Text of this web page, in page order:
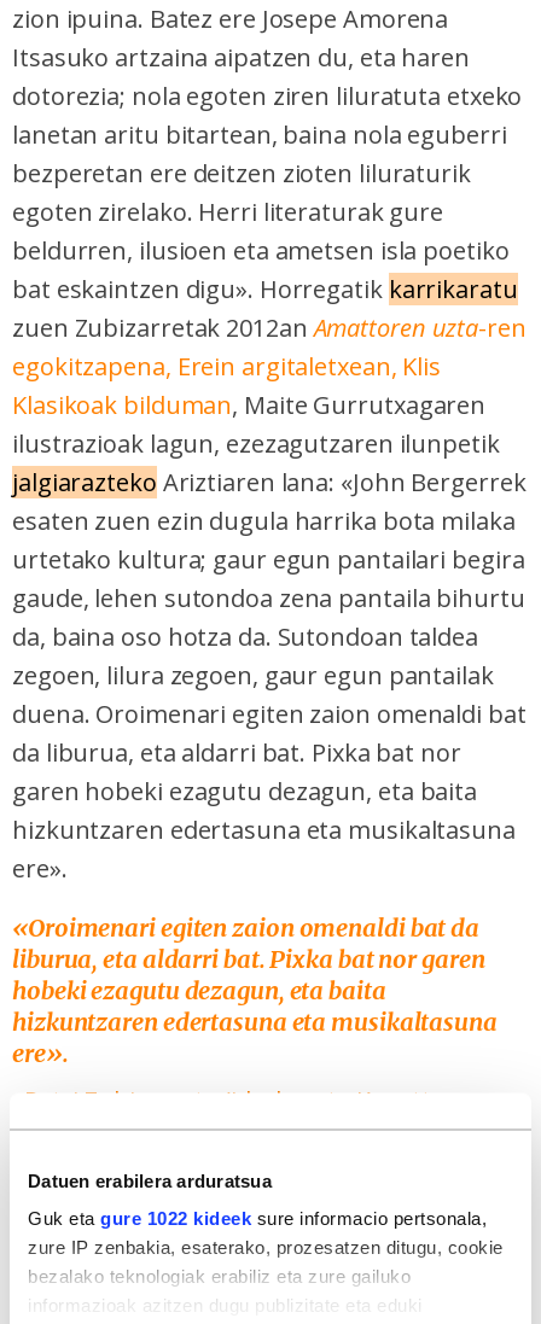
Datuen erabilera arduratsua
Guk eta gure 1022 kideek sure informacio pertsonala,
zure IP zenbakia, esaterako, prozesatzen ditugu, cookie
bezalako teknologiak erabiliz eta zure gailuko
informazioak azitzen dugu publizitate eta eduki
zion ipuina. Batez ere Josepe Amorena
Itsasuko artzaina aipatzen du, eta haren
dotorezia; nola egoten ziren liluratuta etxeko
lanetan aritu bitartean, baina nola eguberri
bezperetan ere deitzen zioten liluraturik
egoten zirelako. Herri literaturak gure
beldurren, ilusioen eta ametsen isla poetiko
bat eskaintzen digu». Horregatik karrikaratu
zuen Zubizarretak 2012anAmattoren uzta-ren
egokitzapena, Erein argitaletxean, Klis
Klasikoak bilduman, Maite Gurrutxagaren
ilustrazioak lagun, ezezagutzaren ilunpetik
jalgiarazteko Ariztiaren lana: «John Bergerrek
esaten zuen ezin dugula harrika bota milaka
urtetako kultura; gaur egun pantailari begira
gaude, lehen sutondoa zena pantaila bihurtu
da, baina oso hotza da. Sutondoan taldea
zegoen, lilura zegoen, gaur egun pantailak
duena. Oroimenari egiten zaion omenaldi bat
da liburua, eta aldarri bat. Pixka bat nor
garen hobeki ezagutu dezagun, eta baita
hizkuntzaren edertasuna eta musikaltasuna
ere».
«Oroimenari egiten zaion omenaldi bat da
liburua, eta aldarri bat. Pixka bat nor garen
hobeki ezagutu dezagun, eta baita
hizkuntzaren edertasuna eta musikaltasuna
ere».
Patxi Zubizarreta (idazlea eta 'Amattoren
uzta' liburuaren egokitzailea)